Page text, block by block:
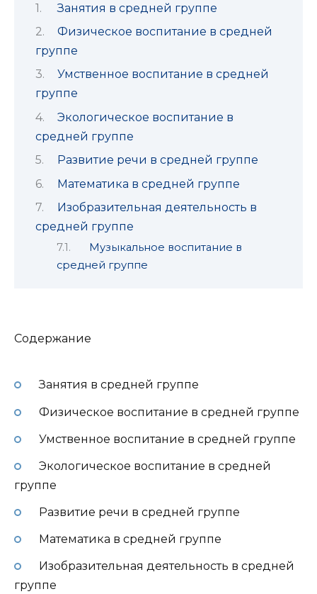
Занятия в средней группе
Физическое воспитание в средней
группе
Умственное воспитание в средней
группе
Экологическое воспитание в
средней группе
Развитие речи в средней группе
Математика в средней группе
Изобразительная деятельность в
средней группе
Музыкальное воспитание в
средней группе
Содержание
Занятия в средней группе
Физическое воспитание в средней группе
Умственное воспитание в средней группе
Экологическое воспитание в средней
группе
Развитие речи в средней группе
Математика в средней группе
Изобразительная деятельность в средней
группе